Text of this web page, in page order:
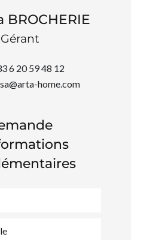
BROCHERIE
Gérant
6 20 59 48 12
home.com